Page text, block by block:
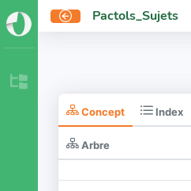
Pactols_Sujets
Concept Index
Arbre